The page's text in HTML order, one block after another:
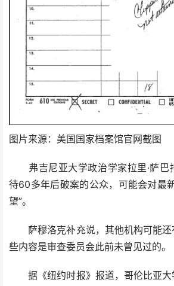
图片来源：美国国家档案馆官网截图
弗吉尼亚大学政治学家拉里·萨巴
待60多年后破案的公众，可能会对最
望”。
萨穆洛克补充说，其他机构可能还
些内容是审查委员会此前未曾见过的。
据《纽约时报》报道，哥伦比亚大